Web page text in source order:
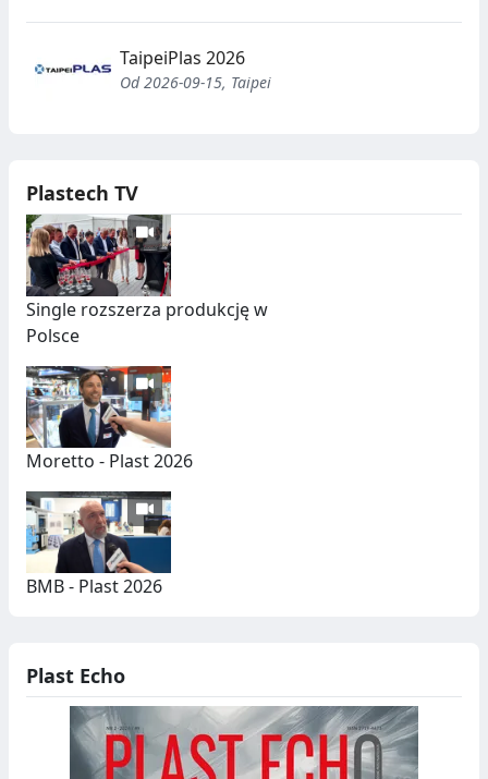
TaipeiPlas 2026
Od 2026-09-15, Taipei
Plastech TV
Single rozszerza produkcję w
Polsce
Moretto - Plast 2026
BMB - Plast 2026
Plast Echo